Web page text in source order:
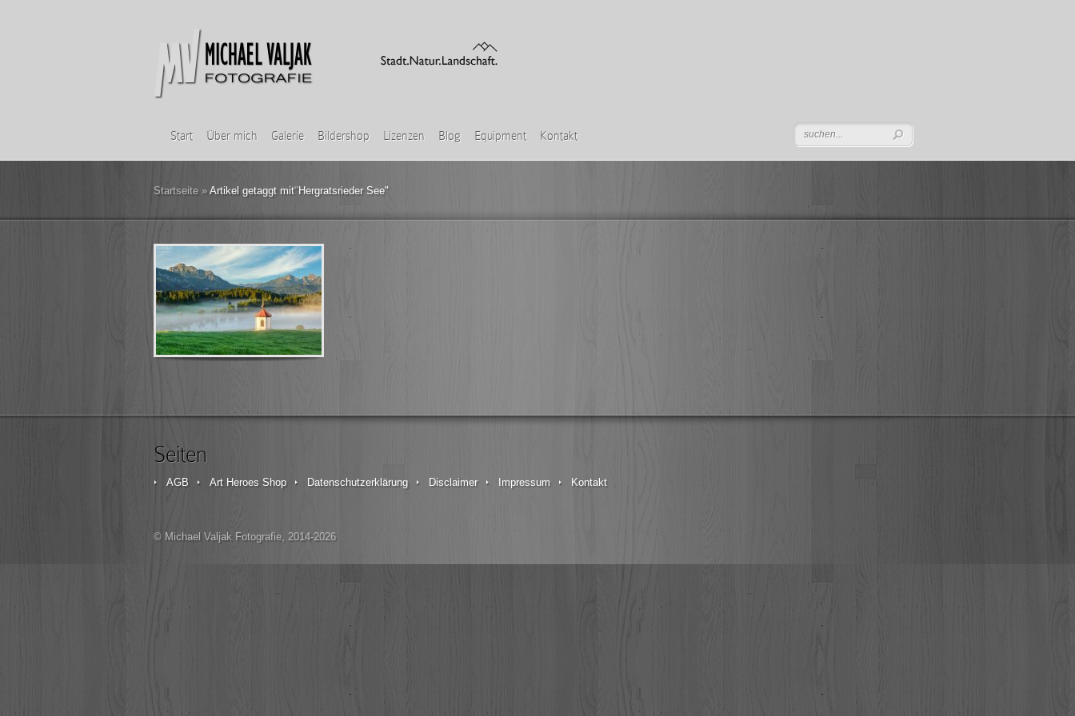
Start Über mich Galerie Bildershop Lizenzen Blog Equipment Kontakt
Startseite » Artikel getaggt mit"Hergratsrieder See"
Seiten
AGB Art Heroes Shop Datenschutzerklärung Disclaimer Impressum Kontakt
© Michael Valjak Fotografie, 2014-2026